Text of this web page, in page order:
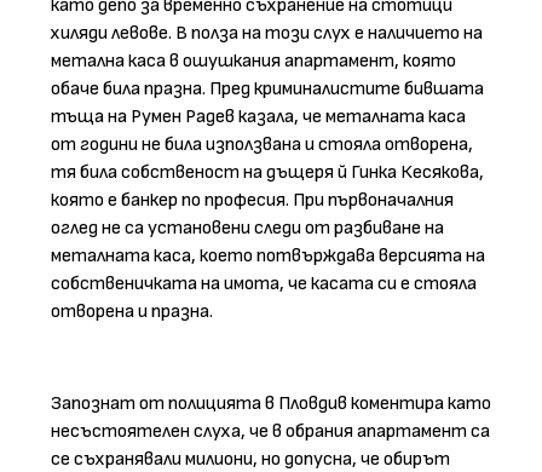
като депо за временно съхранение на стотици
хиляди левове. В полза на този слух е наличието на
метална каса в ошушкания апартамент, която
обаче била празна. Пред криминалистите бившата
тъща на Румен Радев казала, че металната каса
от години не била използвана и стояла отворена,
тя била собственост на дъщеря й Гинка Кесякова,
която е банкер по професия. При първоначалния
оглед не са установени следи от разбиване на
металната каса, което потвърждава версията на
собственичката на имота, че касата си е стояла
отворена и празна.
Запознат от полицията в Пловдив коментира като
несъстоятелен слуха, че в обрания апартамент са
се съхранявали милиони, но допусна, че обирът